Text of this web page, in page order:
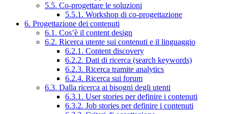
5.5. Co-progettare le soluzioni
5.5.1. Workshop di co-progettazione
6. Progettazione dei contenuti
6.1. Cos’è il content design
6.2. Ricerca utente sui contenuti e il linguaggio
6.2.1. Content discovery
6.2.2. Dati di ricerca (search keywords)
6.2.3. Ricerca tramite analytics
6.2.4. Ricerca sui forum
6.3. Dalla ricerca ai bisogni degli utenti
6.3.1. User stories per definire i contenuti
6.3.2. Job stories per definire i contenuti